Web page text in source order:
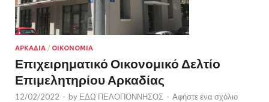
ΑΡΚΑΔΙΑ / ΟΙΚΟΝΟΜΙΑ
Επιχειρηματικό Οικονομικό Δελτίο
Επιμελητηρίου Αρκαδίας
12/02/2022 - by ΕΔΩ ΠΕΛΟΠΟΝΝΗΣΟΣ - Αφήστε ένα σχόλιο